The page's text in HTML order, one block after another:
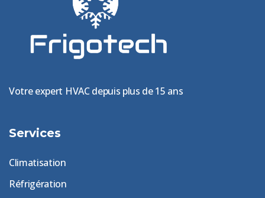
Votre expert HVAC depuis plus de 15 ans
Services
Climatisation
Réfrigération